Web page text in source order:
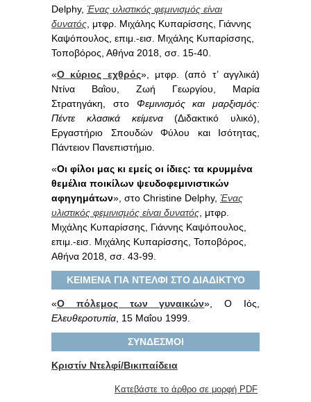
Delphy, Ένας υλιστικός φεμινισμός είναι
δυνατός , μτφρ. Μιχάλης Κυπαρίσσης, Γιάννης
Καψόπουλος, επιμ.-εισ. Μιχάλης Κυπαρίσσης,
Τοποβόρος, Αθήνα 2018, σσ. 15-40.
«Ο κύριος εχθρός», μτφρ. (από τ’ αγγλικά)
Ντίνα Βαῒου, Ζωή Γεωργίου, Μαρία
Στρατηγάκη, στο Φεμινισμός και μαρξισμός:
Πέντε κλασικά κείμενα(Διδακτικό υλικό),
Εργαστήριο Σπουδών Φύλου και Ισότητας,
Πάντειον Πανεπιστήμιο.
«Οι φίλοι μας κι εμείς οι ίδιες: τα κρυμμένα
θεμέλια ποικίλων ψευδοφεμινιστικών
αφηγημάτων», στο Christine Delphy, Ένας
υλιστικός φεμινισμός είναι δυνατός , μτφρ.
Μιχάλης Κυπαρίσσης, Γιάννης Καψόπουλος,
επιμ.-εισ. Μιχάλης Κυπαρίσσης, Τοποβόρος,
Αθήνα 2018, σσ. 43-99.
ΚΕΙΜΕΝΑ ΓΙΑ ΝΤΕΛΦΙ ΣΤΟ ΔΙΑΔΙΚΤΥΟ
«Ο πόλεμος των γυναικών», Ο Ιός,
Ελευθεροτυπία , 15 Μαΐου 1999.
ΣΥΝΔΕΣΜΟΙ
Κριστίν Ντελφί/Βικιπαίδεια
Κατεβάστε το άρθρο σε μορφή PDF